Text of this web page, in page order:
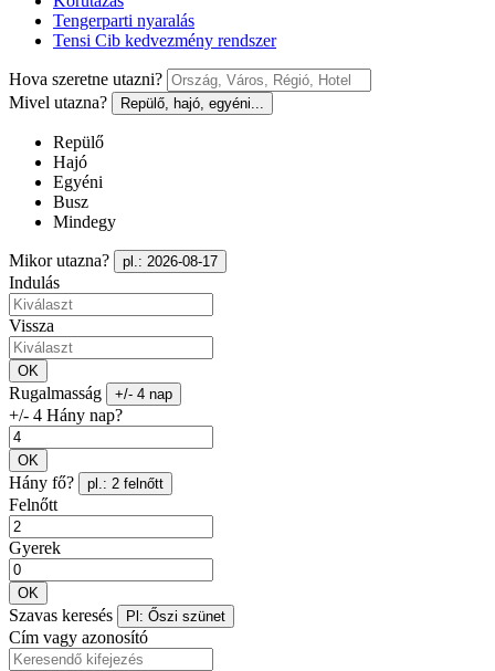
Tengerparti nyaralás
Tensi Cib kedvezmény rendszer
Hova szeretne utazni?
Mivel utazna?
Repülő, hajó, egyéni...
Repülő
Hajó
Egyéni
Busz
Mindegy
Mikor utazna? pl.: 2026-08-17
Indulás
Vissza
OK
Rugalmasság +/- 4 nap
+/- 4 Hány nap?
OK
Hány fő? pl.: 2 felnőtt
Felnőtt
Gyerek
OK
Szavas keresés Pl: Őszi szünet
Cím vagy azonosító